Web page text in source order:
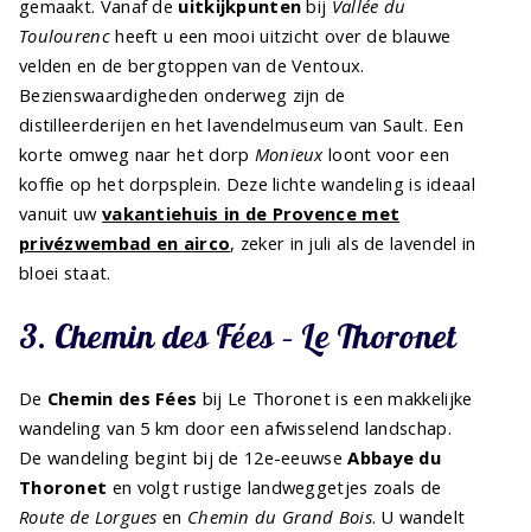
gemaakt. Vanaf de uitkijkpunten bij Vallée du
Toulourencheeft u een mooi uitzicht over de blauwe
velden en de bergtoppen van de Ventoux.
Bezienswaardigheden onderweg zijn de
distilleerderijen en het lavendelmuseum van Sault. Een
korte omweg naar het dorp Monieuxloont voor een
koffie op het dorpsplein. Deze lichte wandeling is ideaal
vanuit uw vakantiehuis in de Provence met
privézwembad en airco, zeker in juli als de lavendel in
bloei staat.
3. Chemin des Fées – Le Thoronet
De Chemin des Fées bij Le Thoronet is een makkelijke
wandeling van 5 km door een afwisselend landschap.
De wandeling begint bij de 12e-eeuwseAbbaye du
Thoronet en volgt rustige landweggetjes zoals de
Route de Lorgues en Chemin du Grand Bois. U wandelt